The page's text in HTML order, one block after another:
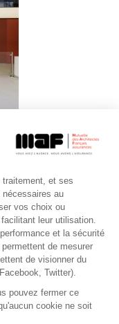
traitement, et ses
au
vos choix ou
leur utilisation.
et la sécurité
de mesurer
de visionner du
Twitter).
pouvez fermer ce
cookie ne soit